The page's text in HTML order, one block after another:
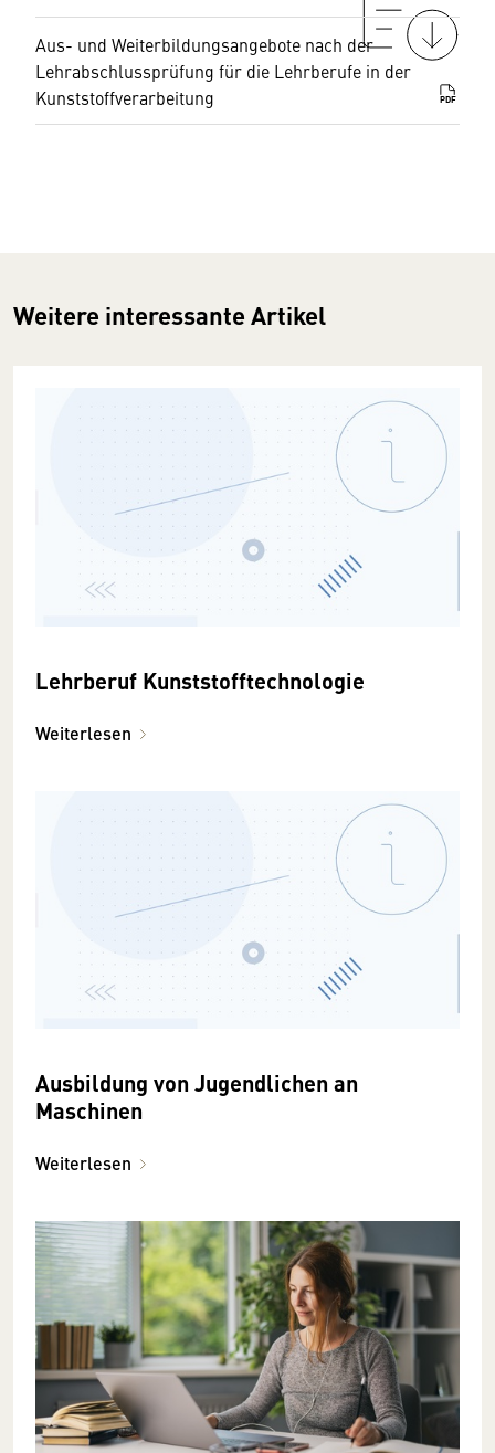
Aus- und Weiterbildungsangebote nach der
Lehrabschlussprüfung für die Lehrberufe in der
Kunststoffverarbeitung
PDF
Weitere interessante Artikel
Lehrberuf Kunststofftechnologie
Weiterlesen
Ausbildung von Jugendlichen an
Maschinen
Weiterlesen